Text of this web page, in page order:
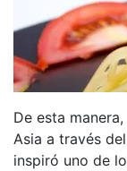
De esta
Asia a través
inspiró uno de